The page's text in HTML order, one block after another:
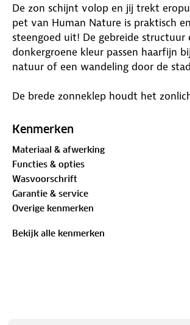
De zon schijnt volop en jij trekt
pet van Human Nature is praktisch
steengoed uit! De gebreide structuur
donkergroene kleur passen haarfijn
natuur of een wandeling door de
De brede zonneklep houdt het
achterkant zit de pet precies zoals jij
Materiaal:
100% polyester
Kenmerken
Materiaal & afwerking
Functies & opties
Wasvoorschrift
Garantie & service
Overige kenmerken
Bekijk alle kenmerken